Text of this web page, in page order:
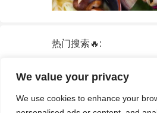
We value your privacy
We use cookies to enhance your
热门搜索🔥:
泰国
中国 火车票
签证
酒店